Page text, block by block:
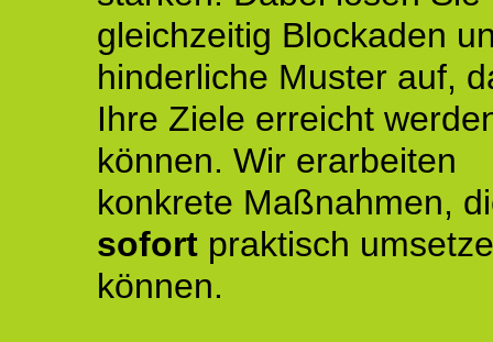
gleichzeitig Blockaden
hinderliche Muster auf,
Ihre Ziele erreicht
können. Wir erarbeiten
konkrete Maßnahmen,
sofort praktisch
können.